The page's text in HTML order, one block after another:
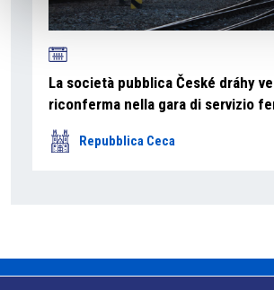
La società pubblica České dráhy
riconferma nella gara di servizio
Repubblica Ceca